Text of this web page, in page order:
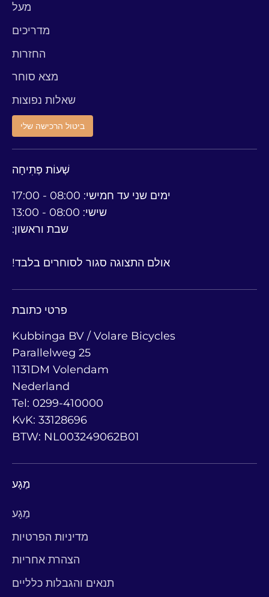
מעל
מדריכים
החזרות
מצא סוחר
שאלות נפוצות
ביטול הרכישה שלי
שְׁעוֹת פְּתִיחָה
ימים שני עד חמישי: 08:00 - 17:00
שישי: 08:00 - 13:00
שבת וראשון:
אולם התצוגה סגור לסוחרים בלבד!
פרטי כתובת
Kubbinga BV / Volare Bicycles
Parallelweg 25
1131DM Volendam
Nederland
Tel: 0299-410000
KvK: 33128696
BTW: NL003249062B01
מַגָע
מַגָע
מדיניות הפרטיות
הצהרת אחריות
תנאים והגבלות כלליים